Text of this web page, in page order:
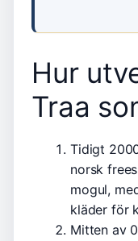
Hur
Traa
Tidigt
norsk
mogul,
kläder för
Mitten av